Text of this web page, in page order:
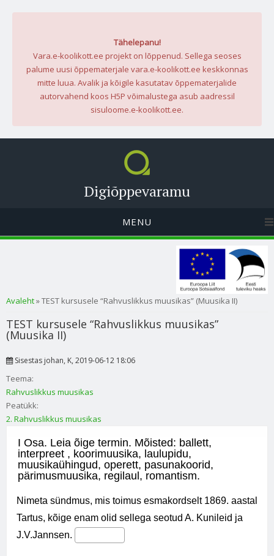
Tähelepanu!
Vara.e-koolikott.ee projekt on lõppenud. Sellega seoses
palume uusi õppematerjale vara.e-koolikott.ee keskkonnas
mitte luua. Avalik ja kõigile kasutatav õppematerjalide
autorvahend koos H5P võimalustega asub aadressil
sisuloome.e-koolikott.ee.
Digiõppevaramu
MENU
Sa oled siin
Avaleht» TEST kursusele “Rahvuslikkus muusikas” (Muusika II)
TEST kursusele “Rahvuslikkus muusikas”
(Muusika II)
Sisestas johan, K, 2019-06-12 18:06
Teema:
Rahvuslikkus muusikas
Peatükk:
2. Rahvuslikkus muusikas